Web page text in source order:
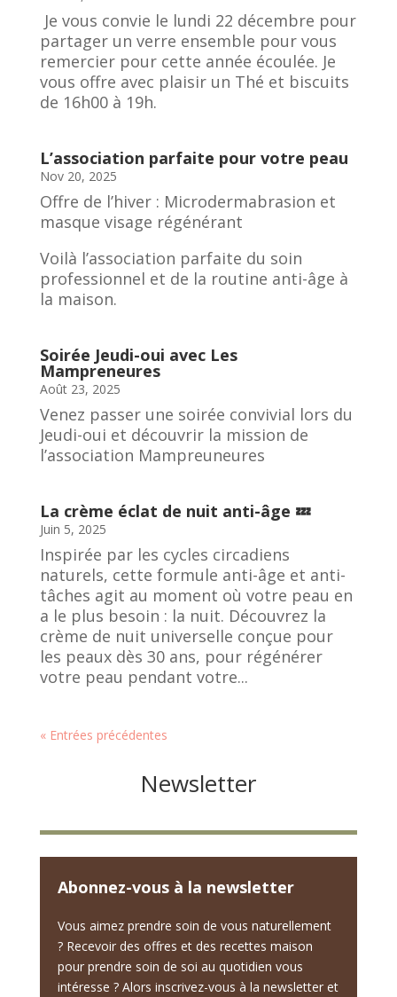
Je vous convie le lundi 22 décembre pour
partager un verre ensemble pour vous
remercier pour cette année écoulée. Je
vous offre avec plaisir un Thé et biscuits
de 16h00 à 19h.
L’association parfaite pour votre peau
Nov 20, 2025
Offre de l’hiver : Microdermabrasion et
masque visage régénérant
Voilà l’association parfaite du soin
professionnel et de la routine anti-âge à
la maison.
Soirée Jeudi-oui avec Les
Mampreneures
Août 23, 2025
Venez passer une soirée convivial lors du
Jeudi-oui et découvrir la mission de
l’association Mampreuneures
La crème éclat de nuit anti-âge 💤
Juin 5, 2025
Inspirée par les cycles circadiens
naturels, cette formule anti-âge et anti-
tâches agit au moment où votre peau en
a le plus besoin : la nuit. Découvrez la
crème de nuit universelle conçue pour
les peaux dès 30 ans, pour régénérer
votre peau pendant votre...
« Entrées précédentes
Newsletter
Abonnez-vous à la newsletter
Vous aimez prendre soin de vous naturellement
? Recevoir des offres et des recettes maison
pour prendre soin de soi au quotidien vous
intéresse ? Alors inscrivez-vous à la newsletter et